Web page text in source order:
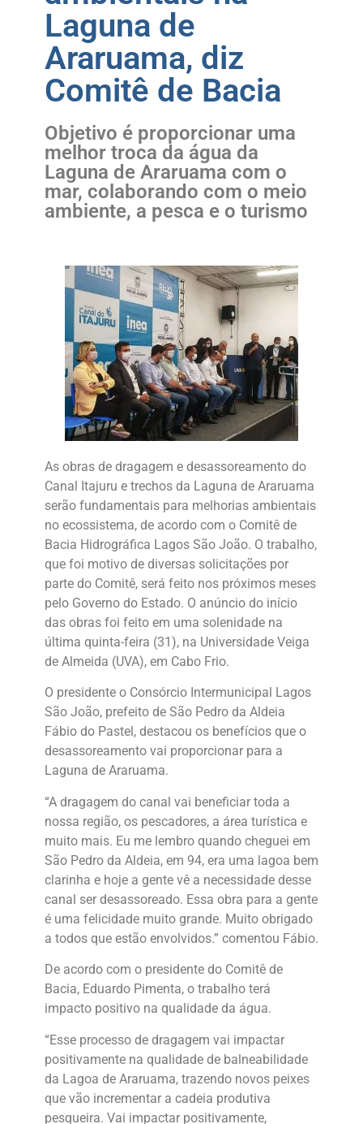
Laguna de
Araruama, diz
Comitê de Bacia
Objetivo é proporcionar uma
melhor troca da água da
Laguna de Araruama com o
mar, colaborando com o meio
ambiente, a pesca e o turismo
As obras de dragagem e desassoreamento do
Canal Itajuru e trechos da Laguna de Araruama
serão fundamentais para melhorias ambientais
no ecossistema, de acordo com o Comitê de
Bacia Hidrográfica Lagos São João. O trabalho,
que foi motivo de diversas solicitações por
parte do Comitê, será feito nos próximos meses
pelo Governo do Estado. O anúncio do início
das obras foi feito em uma solenidade na
última quinta-feira (31), na Universidade Veiga
de Almeida (UVA), em Cabo Frio.
O presidente o Consórcio Intermunicipal Lagos
São João, prefeito de São Pedro da Aldeia
Fábio do Pastel, destacou os benefícios que o
desassoreamento vai proporcionar para a
Laguna de Araruama.
“A dragagem do canal vai beneficiar toda a
nossa região, os pescadores, a área turística e
muito mais. Eu me lembro quando cheguei em
São Pedro da Aldeia, em 94, era uma lagoa bem
clarinha e hoje a gente vê a necessidade desse
canal ser desassoreado. Essa obra para a gente
é uma felicidade muito grande. Muito obrigado
a todos que estão envolvidos.” comentou Fábio.
De acordo com o presidente do Comitê de
Bacia, Eduardo Pimenta, o trabalho terá
impacto positivo na qualidade da água.
“Esse processo de dragagem vai impactar
positivamente na qualidade de balneabilidade
da Lagoa de Araruama, trazendo novos peixes
que vão incrementar a cadeia produtiva
pesqueira. Vai impactar positivamente,